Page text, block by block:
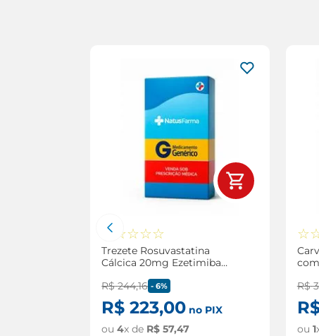
☆ ☆☆☆☆
Trezete Rosuvastatina
Cálcica 20mg Ezetimiba
Comprimidos
R$ 244,16 -6%
R$ 223,00 no PIX
ou4x de R$ 57,47
☆
R$
ou 1